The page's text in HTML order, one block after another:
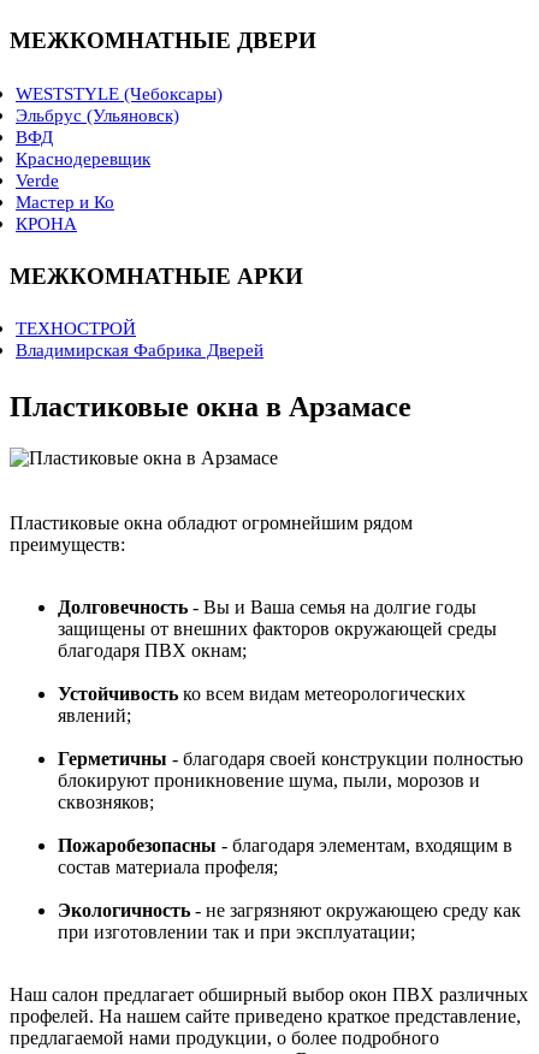
ДПН
Оптима
МЕЖКОМНАТНЫЕ ДВЕРИ
WESTSTYLE (Чебоксары)
Коллекция SONATA
Коллекция TREND
Коллекция ELEGANCE
Коллекция LIBERTY
Коллекция STYLE
Эльбрус (Ульяновск)
ВФД
Классика
LINE
Краснодеревщик
линия 6000
линия 5000 CPL
линия 3000 шпон
линия 2000 CPL
линия 700
линия 500
линия 300 шпон
Двери для офиса
Verde
Мастер и Ко
КРОНА
МЕЖКОМНАТНЫЕ АРКИ
ТЕХНОСТРОЙ
Владимирская Фабрика Дверей
Пластиковые окна в Арзамасе
Пластиковые окна обладют огромнейшим рядом
преимуществ:
Долговечность - Вы и Ваша семья на долгие годы
защищены от внешних факторов окружающей среды
благодаря ПВХ окнам;
Устойчивость ко всем видам метеорологических
явлений;
Герметичны - благодаря своей конструкции полностью
блокируют проникновение шума, пыли, морозов и
сквозняков;
Пожаробезопасны - благодаря элементам, входящим в
состав материала профеля;
Экологичность - не загрязняют окружающею среду как
при изготовлении так и при эксплуатации;
Наш салон предлагает обширный выбор окон ПВХ различных
профелей. На нашем сайте приведено краткое представление,
предлагаемой нами продукции, о более подробного